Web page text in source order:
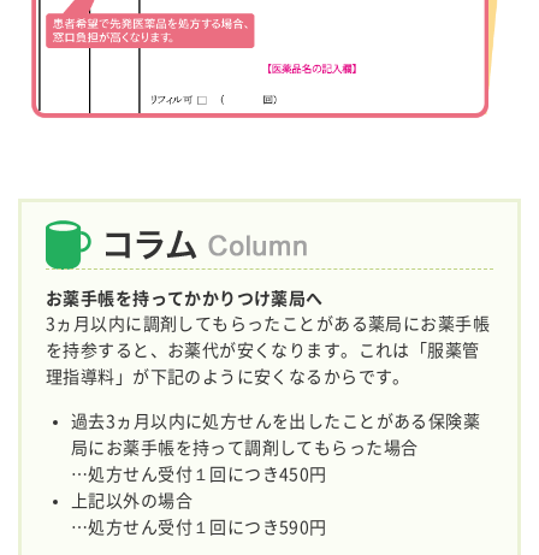
お薬手帳を持ってかかりつけ薬局へ
3ヵ月以内に調剤してもらったことがある薬局にお薬手帳
を持参すると、お薬代が安くなります。これは「服薬管
理指導料」が下記のように安くなるからです。
過去3ヵ月以内に処方せんを出したことがある保険薬
局にお薬手帳を持って調剤してもらった場合
…処方せん受付１回につき450円
上記以外の場合
…処方せん受付１回につき590円